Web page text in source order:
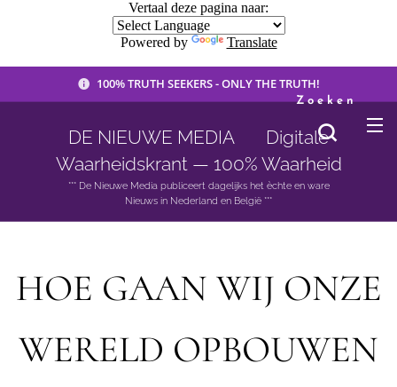
Vertaal deze pagina naar:
Powered by Translate
100% TRUTH SEEKERS - ONLY THE TRUTH!
DE NIEUWE MEDIA 🟣 Digitale
Waarheidskrant — 100% Waarheid
*** De Nieuwe Media publiceert dagelijks het èchte en ware
Nieuws in Nederland en België ***
Zoeken
HOE GAAN WIJ ONZE
WERELD OPBOUWEN